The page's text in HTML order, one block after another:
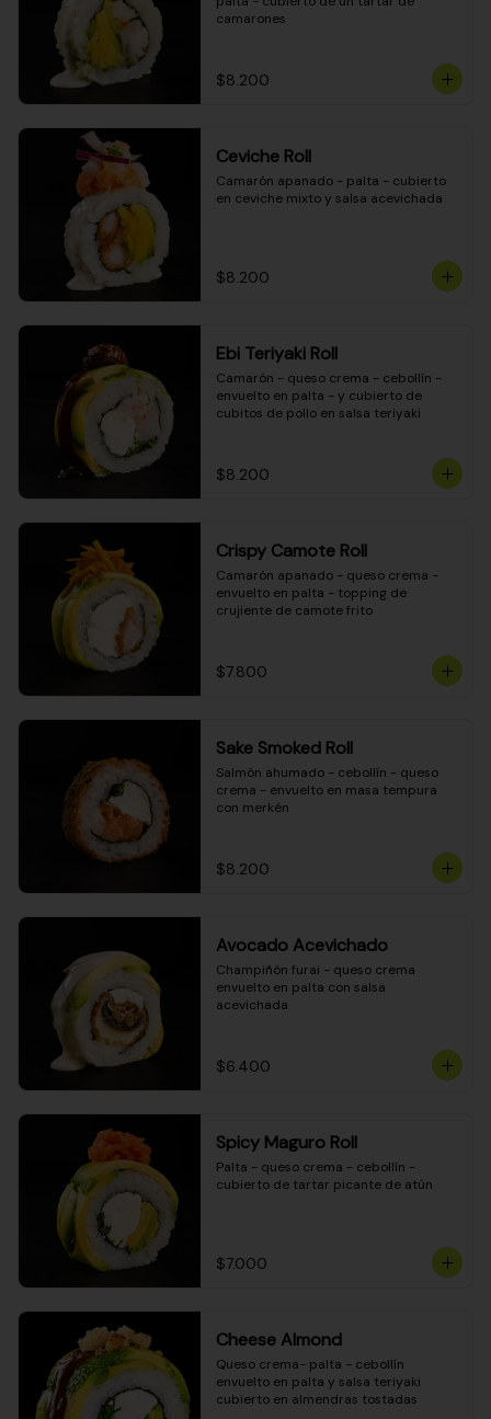
camarones
$8.200
Ceviche Roll
Camarón apanado - palta - cubierto
en ceviche mixto y salsa acevichada
$8.200
Ebi Teriyaki Roll
Camarón - queso crema - cebollín -
envuelto en palta - y cubierto de
cubitos de pollo en salsa teriyaki
$8.200
Crispy Camote Roll
Camarón apanado - queso crema -
envuelto en palta - topping de
crujiente de camote frito
$7.800
Sake Smoked Roll
Salmón ahumado - cebollín - queso
crema - envuelto en masa tempura
con merkén
$8.200
Avocado Acevichado
Champiñón furai - queso crema
envuelto en palta con salsa
acevichada
$6.400
Spicy Maguro Roll
Palta - queso crema - cebollín -
cubierto de tartar picante de atún
$7.000
Cheese Almond
Queso crema- palta - cebollín
envuelto en palta y salsa teriyaki
cubierto en almendras tostadas